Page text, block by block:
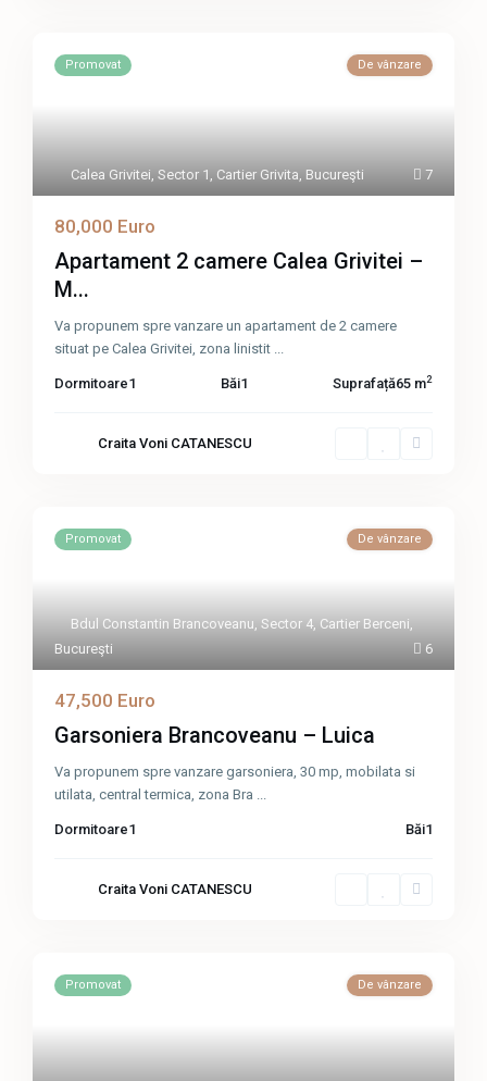
7
Calea Grivitei,Sector 1 , Cartier Grivita, Bucureşti
Promovat De vânzare
80,000 Euro
Apartament 2 camere Calea Grivitei –
M...
Va propunem spre vanzare un apartament de 2 camere
situat pe Calea Grivitei, zona linistit ...
Dormitoare1 Băi1 Suprafață65 m2
Craita Voni CATANESCU
6
Bdul Constantin Brancoveanu,Sector 4, Cartier Berceni,
Bucureşti
Promovat De vânzare
47,500 Euro
Garsoniera Brancoveanu – Luica
Va propunem spre vanzare garsoniera, 30 mp, mobilata si
utilata, central termica, zona Bra ...
Dormitoare1 Băi1
Craita Voni CATANESCU
Promovat De vânzare